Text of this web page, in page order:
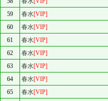
59
春水[VIP]
60
春水[VIP]
61
春水[VIP]
62
春水[VIP]
63
春水[VIP]
64
春水[VIP]
65
春水[VIP]